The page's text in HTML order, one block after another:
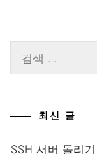
색:
최신 글
SSH 서버 돌리기